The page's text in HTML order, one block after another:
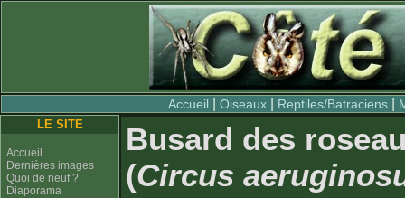
Accueil |Oiseaux Reptiles/Batraciens
LE SITE
Accueil
Dernières images
Quoi de neuf ?
Diaporama
Busard des
(Circus